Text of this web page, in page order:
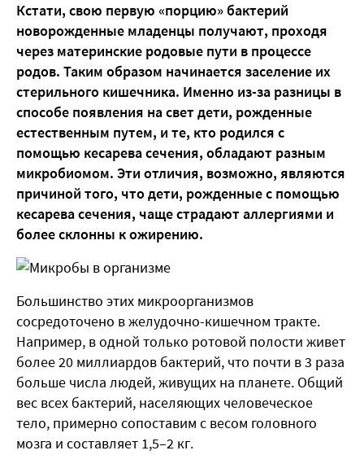
Кстати, свою первую «порцию» бактерий
новорожденные младенцы получают, проходя
через материнские родовые пути в процессе
родов. Таким образом начинается заселение их
стерильного кишечника. Именно из-за разницы в
способе появления на свет дети, рожденные
естественным путем, и те, кто родился с
помощью кесарева сечения, обладают разным
микробиомом. Эти отличия, возможно, являются
причиной того, что дети, рожденные с помощью
кесарева сечения, чаще страдают аллергиями и
более склонны к ожирению.
Большинство этих микроорганизмов
сосредоточено в желудочно-кишечном тракте.
Например, в одной только ротовой полости живет
более 20 миллиардов бактерий, что почти в 3 раза
больше числа людей, живущих на планете. Общий
вес всех бактерий, населяющих человеческое
тело, примерно сопоставим с весом головного
мозга и составляет 1,5–2 кг.